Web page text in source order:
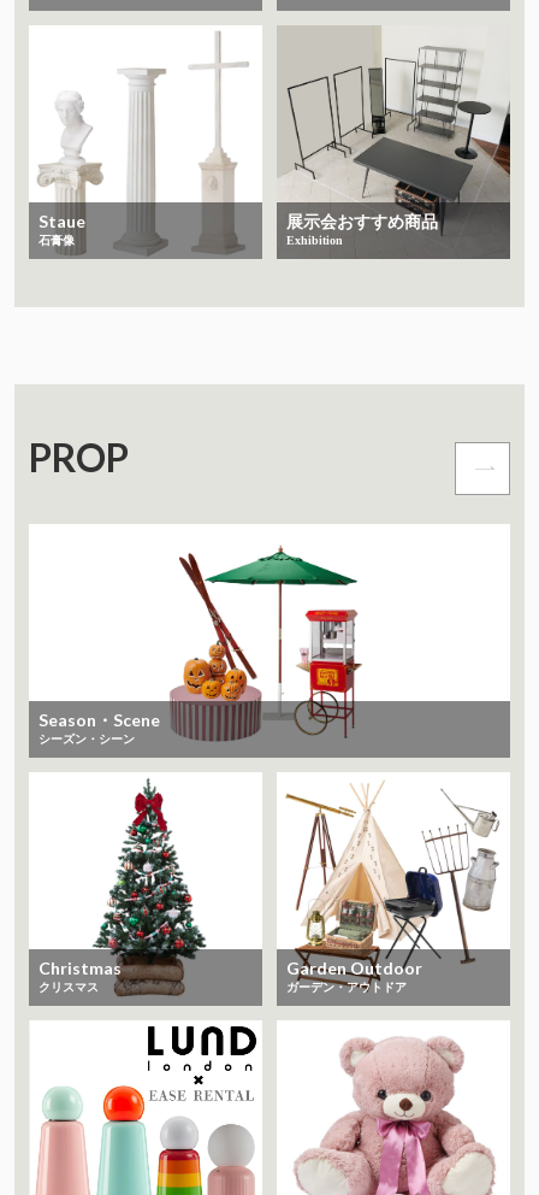
Staue
石膏像
展示会おすすめ商品
Exhibition
PROP
Season・Scene
シーズン・シーン
Christmas
クリスマス
Garden Outdoor
ガーデン・アウトドア